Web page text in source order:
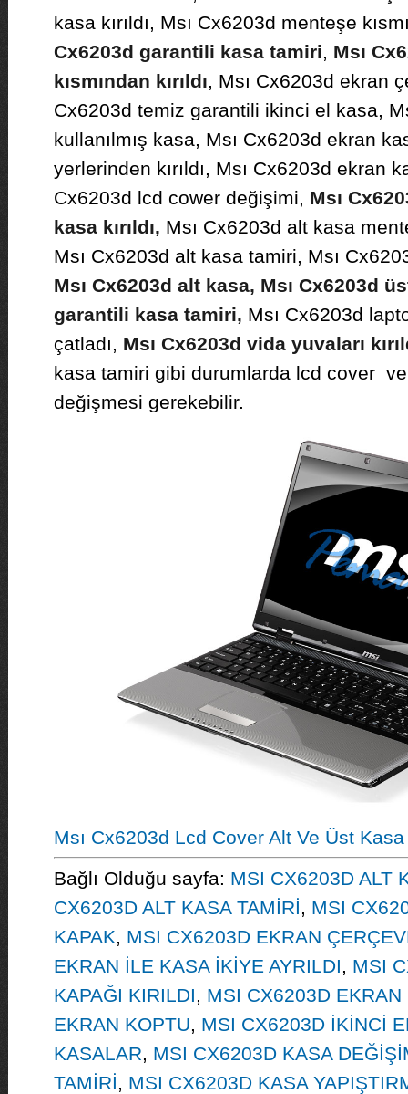
kasa kırıldı, Msı Cx6203d menteşe
Cx6203d garantili kasa tamiri, Msı
kısmından kırıldı, Msı Cx6203d ekran
Cx6203d temiz garantili ikinci el kasa,
kullanılmış kasa, Msı Cx6203d ekran
yerlerinden kırıldı, Msı Cx6203d ekran
Cx6203d lcd cower değişimi, Msı
kasa kırıldı, Msı Cx6203d alt kasa
Msı Cx6203d alt kasa tamiri, Msı
Msı Cx6203d alt kasa, Msı Cx6203d
garantili kasa tamiri, Msı Cx6203d
çatladı, Msı Cx6203d vida yuvaları
kasa tamiri gibi durumlarda lcd cover ve
değişmesi gerekebilir.
Msı Cx6203d Lcd Cover Alt Ve Üst Kasa
Bağlı Olduğu sayfa: MSI CX6203D ALT
CX6203D ALT KASA TAMİRİ, MSI
KAPAK, MSI CX6203D EKRAN
EKRAN İLE KASA İKİYE AYRILDI, MSI
KAPAĞI KIRILDI, MSI CX6203D EKRAN
EKRAN KOPTU, MSI CX6203D İKİNCİ
KASALAR, MSI CX6203D KASA
TAMİRİ, MSI CX6203D KASA